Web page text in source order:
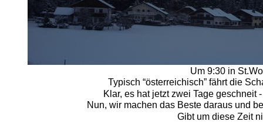
Um 9:30 in
Typisch “österreichisch” fährt die
Klar, es hat jetzt zwei Tage
Nun, wir machen das Beste daraus und
Gibt um diese Zeit